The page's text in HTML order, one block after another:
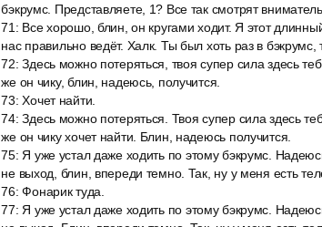
бэкрумс. Представляете, 1? Все так смотрят
71 : Все хорошо, блин, он кругами ходит. Я этот
нас правильно ведёт. Халк. Ты был хоть раз в бэкрумс,
72:Здесь можно потеряться, твоя супер сила здесь
же он чику, блин, надеюсь, получится.
73:Хочет найти.
74:Здесь можно потеряться. Твоя супер сила здесь
же он чику хочет найти. Блин, надеюсь получится.
75: Я уже устал даже ходить по этому бэкрумс.
не выход, блин, впереди темно. Так, ну у меня есть
76:Фонарик туда.
77: Я уже устал даже ходить по этому бэкрумс.